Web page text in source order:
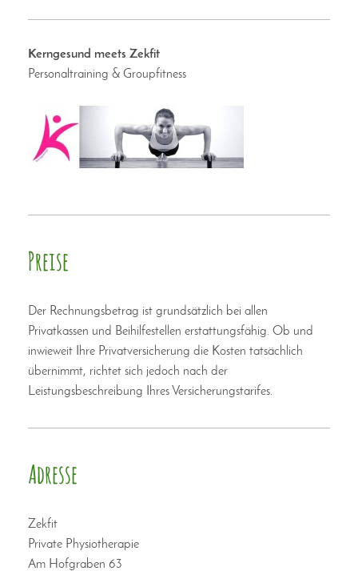
Kerngesund meets Zekfit
Personaltraining & Groupfitness
Preise
Der Rechnungsbetrag ist grundsätzlich bei allen
Privatkassen und Beihilfestellen erstattungsfähig. Ob und
inwieweit Ihre Privatversicherung die Kosten tatsächlich
übernimmt, richtet sich jedoch nach der
Leistungsbeschreibung Ihres Versicherungstarifes.
Adresse
Zekfit
Private Physiotherapie
Am Hofgraben 63